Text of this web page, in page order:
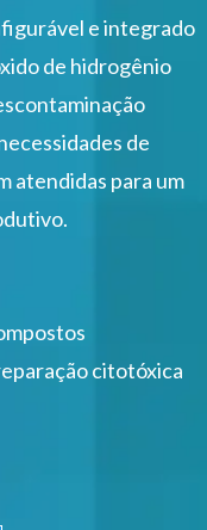
e integrado
de hidrogênio
de
atendidas para um
citotóxica